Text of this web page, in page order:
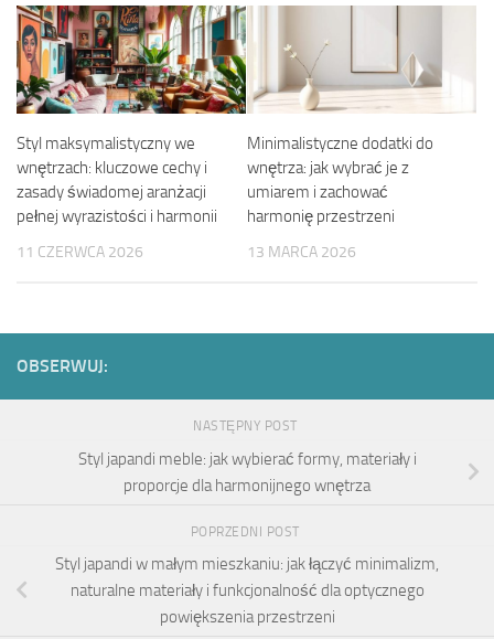
Styl maksymalistyczny we
wnętrzach: kluczowe cechy i
zasady świadomej aranżacji
pełnej wyrazistości i harmonii
11 CZERWCA 2026
Minimalistyczne dodatki do
wnętrza: jak wybrać je z
umiarem i zachować
harmonię przestrzeni
13 MARCA 2026
OBSERWUJ:
NASTĘPNY POST
Styl japandi meble: jak wybierać formy, materiały i
proporcje dla harmonijnego wnętrza
POPRZEDNI POST
Styl japandi w małym mieszkaniu: jak łączyć minimalizm,
naturalne materiały i funkcjonalność dla optycznego
powiększenia przestrzeni